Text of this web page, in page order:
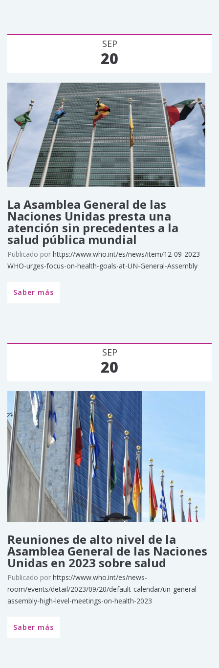
SEP
20
La Asamblea General de las
Naciones Unidas presta una
atención sin precedentes a la
salud pública mundial
Publicado por https://www.who.int/es/news/item/12-09-2023-
WHO-urges-focus-on-health-goals-at-UN-General-Assembly
Saber más
SEP
20
Reuniones de alto nivel de la
Asamblea General de las Naciones
Unidas en 2023 sobre salud
Publicado por https://www.who.int/es/news-
room/events/detail/2023/09/20/default-calendar/un-general-
assembly-high-level-meetings-on-health-2023
Saber más